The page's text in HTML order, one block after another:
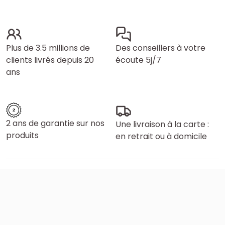
Plus de 3.5 millions de
clients livrés depuis 20
ans
Des conseillers à votre
écoute 5j/7
2 ans de garantie sur nos
produits
Une livraison à la carte :
en retrait ou à domicile